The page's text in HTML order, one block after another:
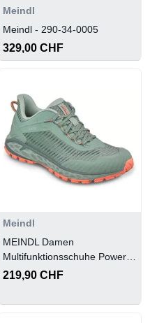
Meindl
Meindl - 290-34-0005
329,00 CHF
Meindl
MEINDL Damen
Multifunktionsschuhe Power
Walker Lady 4.2
219,90 CHF